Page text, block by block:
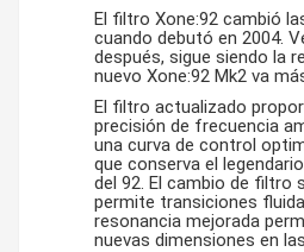
El filtro Xone:92 cambió
cuando debutó en 2004.
después, sigue siendo la
nuevo Xone:92 Mk2 va
El filtro actualizado
precisión de frecuencia
una curva de control
que conserva el
del 92. El cambio de filtro
permite transiciones
resonancia mejorada
nuevas dimensiones en